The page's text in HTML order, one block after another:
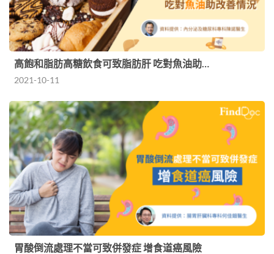
高飽和脂肪高糖飲食可致脂肪肝 吃對魚油助…
2021-10-11
胃酸倒流處理不當可致併發症 增食道癌風險